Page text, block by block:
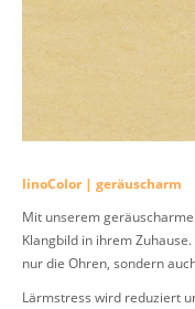
linoColor | geräuscharm
Mit unserem
Klangbild in ihrem
nur die Ohren, sondern
Lärmstress wird reduziert